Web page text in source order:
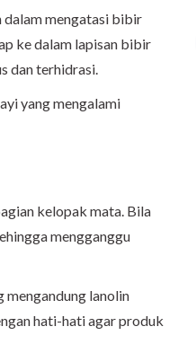
dalam mengatasi bibir
ke dalam lapisan bibir
dan terhidrasi.
yang mengalami
kelopak mata. Bila
mengganggu
mengandung lanolin
hati-hati agar produk